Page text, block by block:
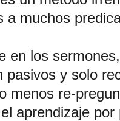
a muchos
en los
pasivos y solo
menos re-
aprendizaje